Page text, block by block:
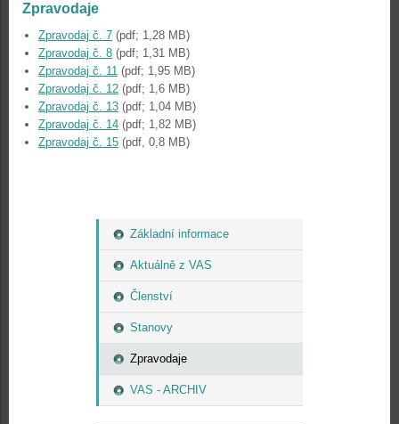
Základní informace
Aktuálně z VAS
Členství
Stanovy
Zpravodaje
VAS - ARCHIV
Zpravodaje
Zpravodaj č. 7 (pdf; 1,28 MB)
Zpravodaj č. 8 (pdf; 1,31 MB)
Zpravodaj č. 11 (pdf; 1,95 MB)
Zpravodaj č. 12 (pdf; 1,6 MB)
Zpravodaj č. 13 (pdf; 1,04 MB)
Zpravodaj č. 14 (pdf; 1,82 MB)
Zpravodaj č. 15 (pdf, 0,8 MB)